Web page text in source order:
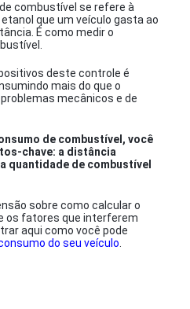
combustível se refere à
que um veículo gasta ao
É como medir o
deste controle é
mais do que o
mecânicos e de
de combustível, você
chave: a distância
quantidade de combustível
sobre como calcular o
os fatores que interferem
aqui como você pode
do seu veículo